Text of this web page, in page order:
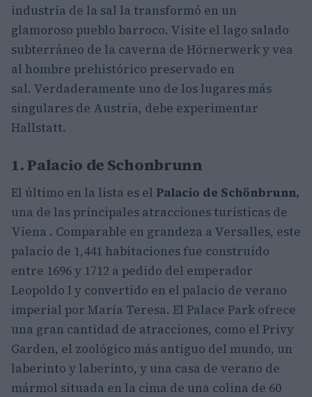
industria de la sal la transformó en un
glamoroso pueblo barroco. Visite el lago salado
subterráneo de la caverna de Hörnerwerk y vea
al hombre prehistórico preservado en
sal. Verdaderamente uno de los lugares más
singulares de Austria, debe experimentar
Hallstatt.
1. Palacio de Schonbrunn
El último en la lista es el Palacio de Schönbrunn,
una de las principales atracciones turísticas de
Viena . Comparable en grandeza a Versalles, este
palacio de 1,441 habitaciones fue construido
entre 1696 y 1712 a pedido del emperador
Leopoldo I y convertido en el palacio de verano
imperial por María Teresa. El Palace Park ofrece
una gran cantidad de atracciones, como el Privy
Garden, el zoológico más antiguo del mundo, un
laberinto y laberinto, y una casa de verano de
mármol situada en la cima de una colina de 60